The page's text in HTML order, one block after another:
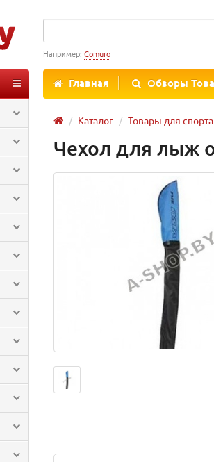
Например: Comuro
Главная Обзоры
Каталог Товары для спорта
Чехол для лыж